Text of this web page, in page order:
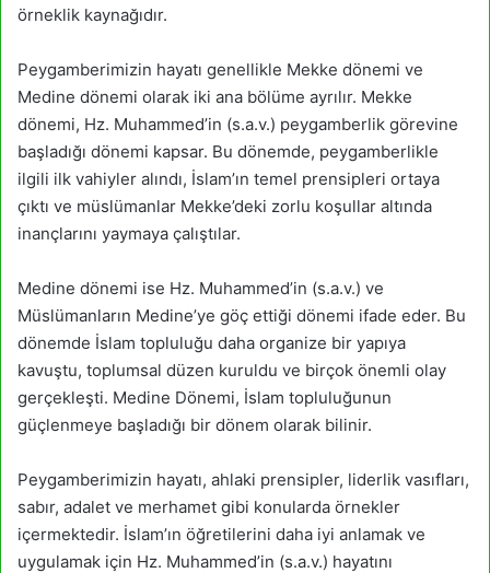
örneklik kaynağıdır.
Peygamberimizin hayatı genellikle Mekke dönemi ve
Medine dönemi olarak iki ana bölüme ayrılır. Mekke
dönemi, Hz. Muhammed’in (s.a.v.) peygamberlik görevine
başladığı dönemi kapsar. Bu dönemde, peygamberlikle
ilgili ilk vahiyler alındı, İslam’ın temel prensipleri ortaya
çıktı ve müslümanlar Mekke’deki zorlu koşullar altında
inançlarını yaymaya çalıştılar.
Medine dönemi ise Hz. Muhammed’in (s.a.v.) ve
Müslümanların Medine’ye göç ettiği dönemi ifade eder. Bu
dönemde İslam topluluğu daha organize bir yapıya
kavuştu, toplumsal düzen kuruldu ve birçok önemli olay
gerçekleşti. Medine Dönemi, İslam topluluğunun
güçlenmeye başladığı bir dönem olarak bilinir.
Peygamberimizin hayatı, ahlaki prensipler, liderlik vasıfları,
sabır, adalet ve merhamet gibi konularda örnekler
içermektedir. İslam’ın öğretilerini daha iyi anlamak ve
uygulamak için Hz. Muhammed’in (s.a.v.) hayatını